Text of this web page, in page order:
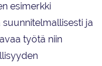
esimerkki
ja
työtä niin